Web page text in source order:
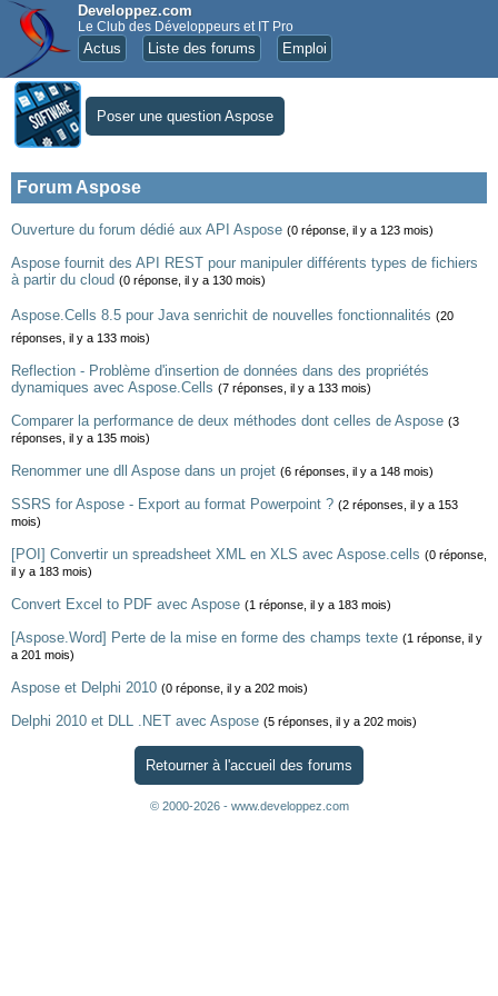
Developpez.com
Le Club des Développeurs et IT Pro
Actus Liste des forums Emploi
Poser une question Aspose
Forum Aspose
Ouverture du forum dédié aux API Aspose (0 réponse, il y a 123 mois)
Aspose fournit des API REST pour manipuler différents types de fichiers
à partir du cloud (0 réponse, il y a 130 mois)
Aspose.Cells 8.5 pour Java senrichit de nouvelles fonctionnalités (20
réponses, il y a 133 mois)
Reflection - Problème d'insertion de données dans des propriétés
dynamiques avec Aspose.Cells (7 réponses, il y a 133 mois)
Comparer la performance de deux méthodes dont celles de Aspose (3
réponses, il y a 135 mois)
Renommer une dll Aspose dans un projet (6 réponses, il y a 148 mois)
SSRS for Aspose - Export au format Powerpoint ? (2 réponses, il y a 153
mois)
[POI] Convertir un spreadsheet XML en XLS avec Aspose.cells (0 réponse,
il y a 183 mois)
Convert Excel to PDF avec Aspose (1 réponse, il y a 183 mois)
[Aspose.Word] Perte de la mise en forme des champs texte (1 réponse, il y
a 201 mois)
Aspose et Delphi 2010 (0 réponse, il y a 202 mois)
Delphi 2010 et DLL .NET avec Aspose (5 réponses, il y a 202 mois)
Retourner à l'accueil des forums
© 2000-2026 - www.developpez.com